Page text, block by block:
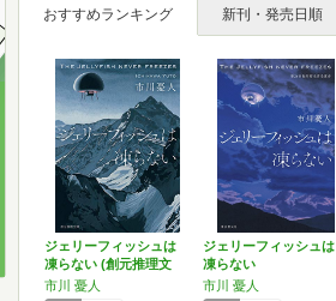
おすすめランキング 新刊・発売日順
ジェリーフィッシュは
凍らない (創元推理文
庫)
市川 憂人
ジェリーフィッシュは
凍らない
市川 憂人